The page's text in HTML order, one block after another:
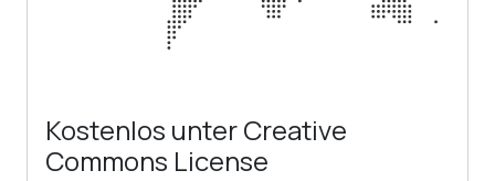
Kostenlos unter Creative
Commons License